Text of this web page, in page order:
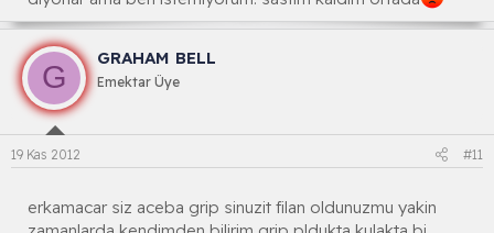
G
GRAHAM BELL
Emektar Üye
19 Kas 2012 #11
erkamacar siz aceba grip sinuzit filan oldunuzmu yakin